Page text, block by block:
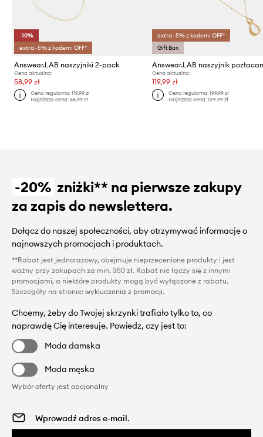
-10%
extra -5% z kodem: OFF*
Answear.LAB naszyjniki 2-pack
Cena aktualna:
58,99 zł
Cena regularna:119,99 zł
Najniższa cena:65,99 zł
extra -5% z kodem: OFF*
Gift Box
Answear.LAB naszyjnik
Cena aktualna:
119,99 zł
Cena regularna: 199,99 zł
Najniższa cena: 124,99 zł
-20% zniżki** na pierwsze zakupy
za zapis do newslettera.
Dołącz do naszej społeczności, aby otrzymywać informacje o
najnowszych promocjach i produktach.
**Rabat jest jednorazowy, obejmuje nieprzecenione produkty i jest
ważny przy zakupach za min. 350 zł. Rabat nie łączy się z innymi
promocjami, a niektóre produkty mogą być wyłączone z rabatu.
Szczegóły na stronie: wykluczenia z promocji.
Chcemy, żeby do Twojej skrzynki trafiało tylko to, co
naprawdę Cię interesuje. Powiedz, czy jest to:
Moda damska
Moda męska
Wybór oferty jest opcjonalny